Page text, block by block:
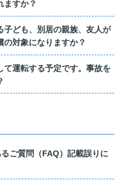
ますか？
子ども、別居の親族、友人が
対象になりますか？
て運転する予定です。事故を
ご質問（FAQ）記載誤りに